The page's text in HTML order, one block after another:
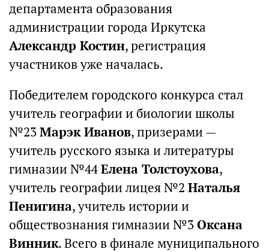
департамента образования
администрации города Иркутска
Александр Костин, регистрация
участников уже началась.
Победителем городского конкурса стал
учитель географии и биологии школы
№23Марэк Иванов, призерами —
учитель русского языка и литературы
гимназии №44Елена Толстоухова,
учитель географии лицея №2 Наталья
Пенигина, учитель истории и
обществознания гимназии №3Оксана
Винник. Всего в финале муниципального